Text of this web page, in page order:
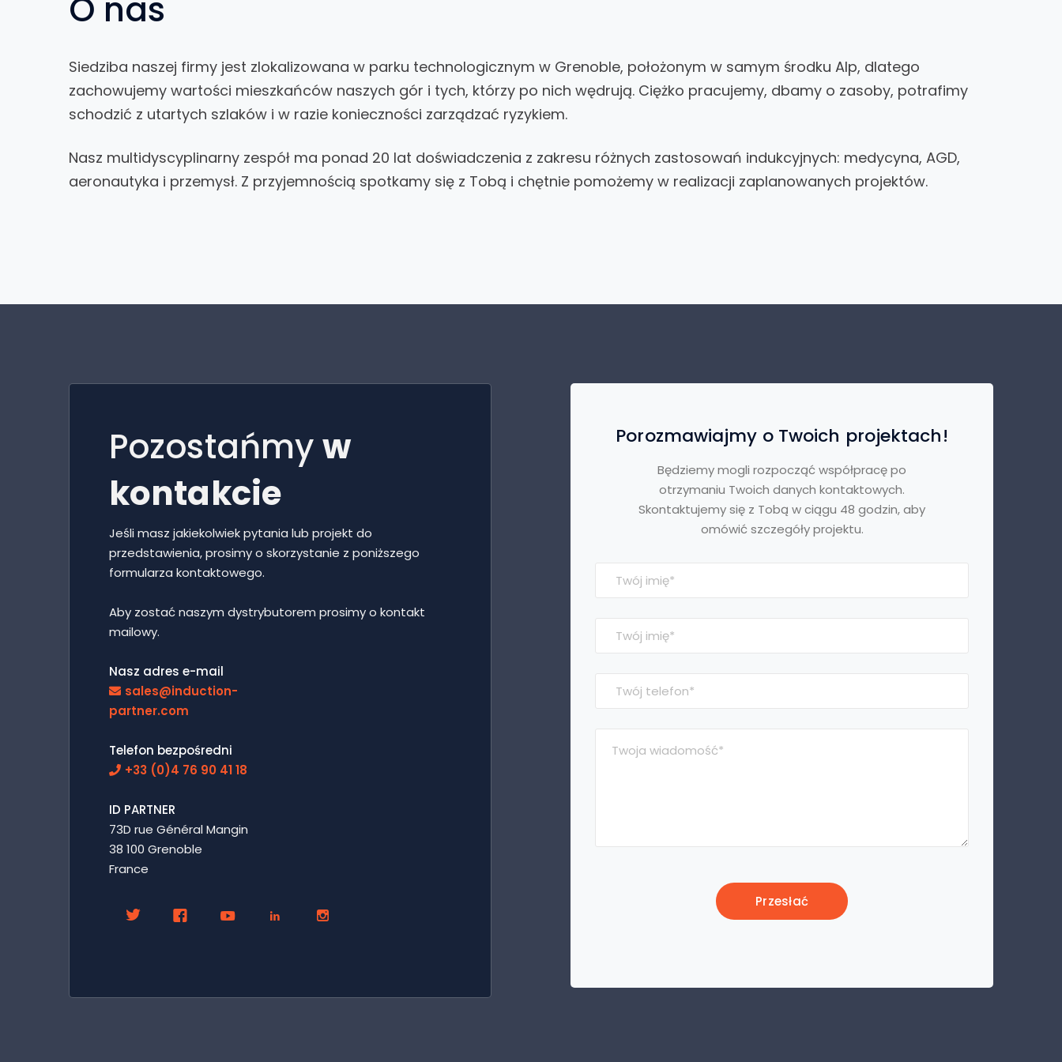
O nas
Siedziba naszej firmy jest zlokalizowana w parku technologicznym w Grenoble, położonym w samym środku Alp, dlatego
zachowujemy wartości mieszkańców naszych gór i tych, którzy po nich wędrują. Ciężko pracujemy, dbamy o zasoby, potrafimy
schodzić z utartych szlaków i w razie konieczności zarządzać ryzykiem.
Nasz multidyscyplinarny zespół ma ponad 20 lat doświadczenia z zakresu różnych zastosowań indukcyjnych: medycyna, AGD,
aeronautyka i przemysł. Z przyjemnością spotkamy się z Tobą i chętnie pomożemy w realizacji zaplanowanych projektów.
Pozostańmyw
kontakcie
Jeśli masz jakiekolwiek pytania lub projekt do
przedstawienia, prosimy o skorzystanie z poniższego
formularza kontaktowego.
Aby zostać naszym dystrybutorem prosimy o kontakt
mailowy.
Nasz adres e-mail
sales@induction-
partner.com
Telefon bezpośredni
+33 (0)4 76 90 41 18
ID PARTNER
73D rue Général Mangin
38 100 Grenoble
France
Porozmawiajmy o Twoich projektach!
Będziemy mogli rozpocząć współpracę po
otrzymaniu Twoich danych kontaktowych.
Skontaktujemy się z Tobą w ciągu 48 godzin, aby
omówić szczegóły projektu.